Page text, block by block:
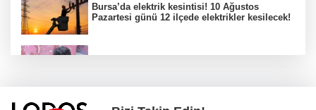
Bursa’da elektrik kesintisi! 10 Ağustos
Pazartesi günü 12 ilçede elektrikler kesilecek!